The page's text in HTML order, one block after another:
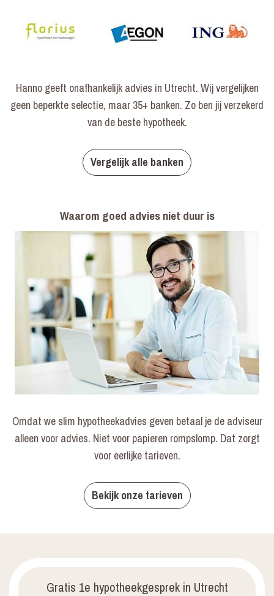
Hanno geeft onafhankelijk advies in Utrecht. Wij vergelijken
geen beperkte selectie, maar 35+ banken. Zo ben jij verzekerd
van de beste hypotheek.
Vergelijk alle banken
Waarom goed advies niet duur is
Omdat we slim hypotheekadvies geven betaal je de adviseur
alleen voor advies. Niet voor papieren rompslomp. Dat zorgt
voor eerlijke tarieven.
Bekijk onze tarieven
Gratis 1e hypotheekgesprek in Utrecht